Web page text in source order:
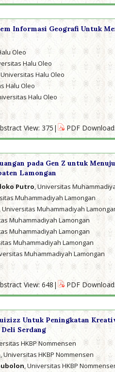
Informasi Geografi Untuk
Oleo
Halu Oleo
Universitas Halu Oleo
Halu Oleo
Halu Oleo
View: 375| PDF
pada Gen Z untuk
Lamongan
Putro, Universitas
Muhammadiyah Lamongan
, Universitas Muhammadiyah
Muhammadiyah Lamongan
Muhammadiyah Lamongan
Muhammadiyah Lamongan
Muhammadiyah Lamongan
View: 648| PDF
Untuk Peningkatan
Serdang
HKBP Nommensen
, Universitas HKBP Nommensen
, Universitas HKBP